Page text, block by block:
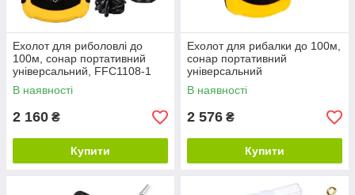
Ехолот для риболовлі до
100м, сонар портативний
універсальний, FFC1108-1
В наявності
2 160 ₴
Купити
Ехолот для рибалки до 100м,
сонар портативний
універсальний
В наявності
2 576 ₴
Купити